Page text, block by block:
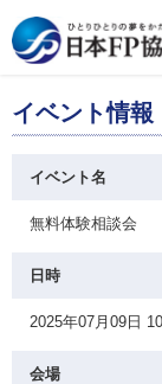
イベント情報
イベント名
無料体験相談会
日時
2025年07月09日
会場